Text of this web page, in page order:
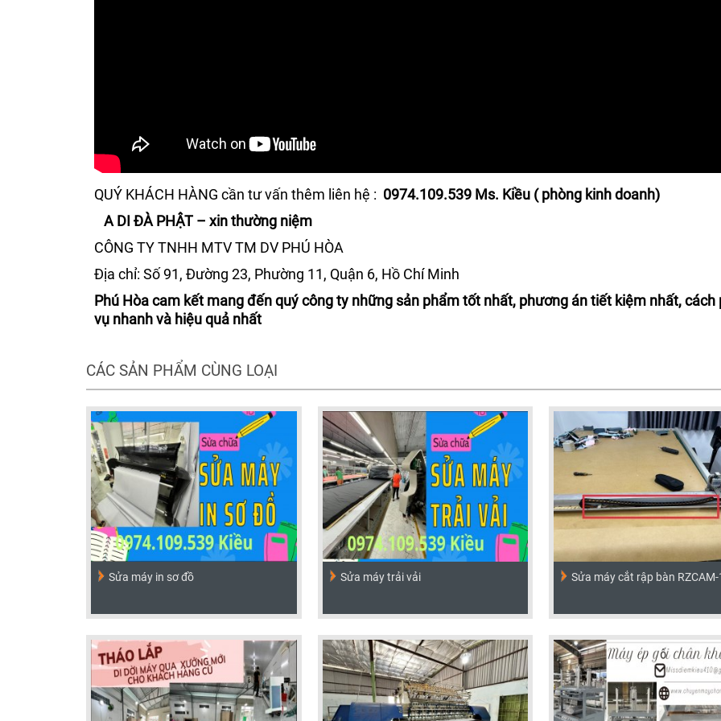
QUÝ KHÁCH HÀNG cần tư vấn thêm liên hệ : 0974.109.539 Ms. Kiều ( phòng kinh doanh)
A DI ĐÀ PHẬT – xin thường niệm
CÔNG TY TNHH MTV TM DV PHÚ HÒA
Địa chỉ: Số 91, Đường 23, Phường 11, Quận 6, Hồ Chí Minh
Phú Hòa cam kết mang đến quý công ty những sản phẩm tốt nhất, phương án tiết kiệm nhất, cách
vụ nhanh và hiệu quả nhất
CÁC SẢN PHẨM CÙNG LOẠI
Sửa máy in sơ đồ Sửa máy trải vải Sửa máy cắt rập bàn